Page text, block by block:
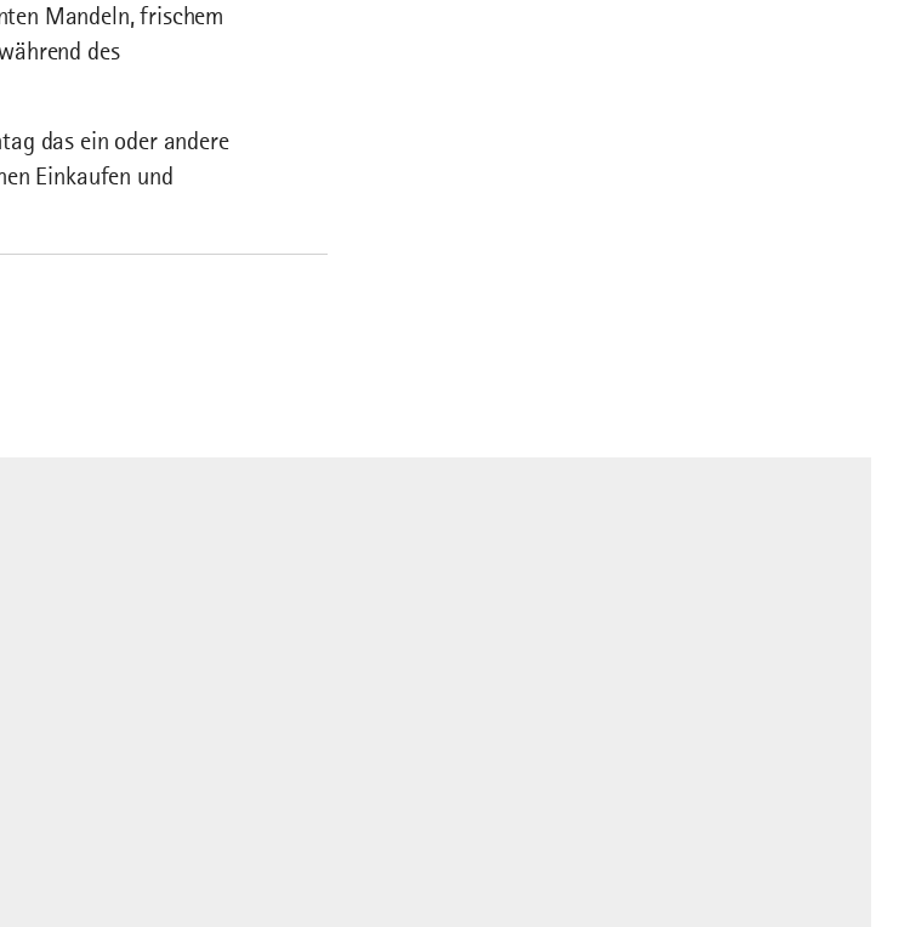
Mandeln, frischem
des
das ein oder andere
Einkaufen und